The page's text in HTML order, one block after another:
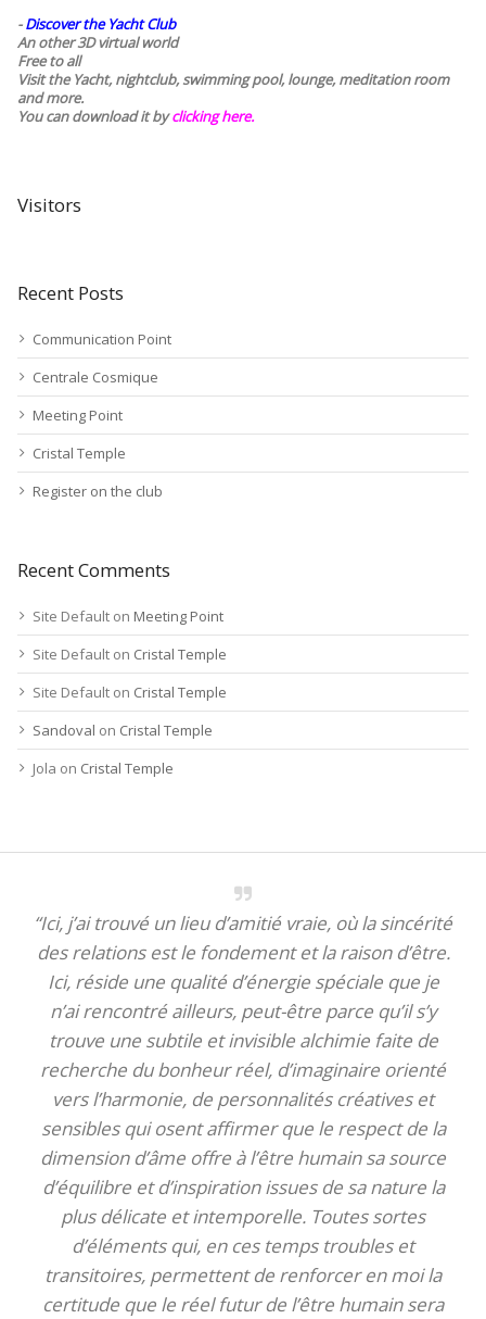
-Discover the Yacht Club
An other 3D virtual world
Free to all
Visit the Yacht, nightclub, swimming pool, lounge, meditation room
and more.
You can download it byclicking here.
Visitors
Recent Posts
Communication Point
Centrale Cosmique
Meeting Point
Cristal Temple
Register on the club
Recent Comments
Site Default on Meeting Point
Site Default on Cristal Temple
Site Default on Cristal Temple
Sandoval on Cristal Temple
Jola on Cristal Temple
“Ici, j’ai trouvé un lieu d’amitié vraie, où la sincérité
des relations est le fondement et la raison d’être.
Ici, réside une qualité d’énergie spéciale que je
n’ai rencontré ailleurs, peut-être parce qu’il s’y
trouve une subtile et invisible alchimie faite de
recherche du bonheur réel, d’imaginaire orienté
vers l’harmonie, de personnalités créatives et
sensibles qui osent affirmer que le respect de la
dimension d’âme offre à l’être humain sa source
d’équilibre et d’inspiration issues de sa nature la
plus délicate et intemporelle. Toutes sortes
d’éléments qui, en ces temps troubles et
transitoires, permettent de renforcer en moi la
certitude que le réel futur de l’être humain sera